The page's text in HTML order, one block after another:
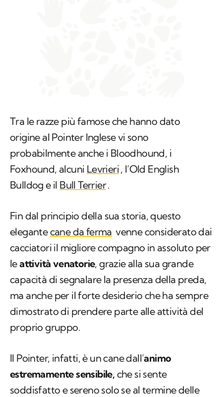
Tra le razze più famose che hanno dato
origine al Pointer Inglese vi sono
probabilmente anche i Bloodhound, i
Foxhound, alcuni Levrieri, l’Old English
Bulldog e il Bull Terrier.
Fin dal principio della sua storia, questo
elegantecane da ferma venne considerato dai
cacciatori il migliore compagno in assoluto per
leattività venatorie, grazie alla sua grande
capacità di segnalare la presenza della preda,
ma anche per il forte desiderio che ha sempre
dimostrato di prendere parte alle attività del
proprio gruppo.
Il Pointer, infatti, è un cane dall’animo
estremamente sensibile, che si sente
soddisfatto e sereno solo se al termine delle